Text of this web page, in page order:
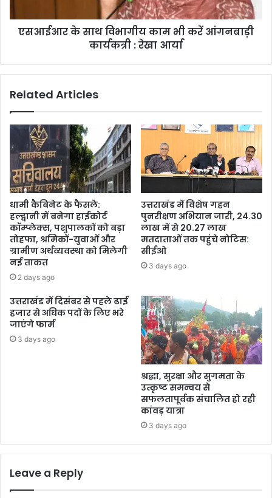
एसआईआर के साथ विभागीय काम भी करें आंगनबाड़ी
कार्यकत्री : रेखा आर्या
Related Articles
धामी कैबिनेट के फैसले:
हल्द्वानी में बनेगा हाईकोर्ट
कॉम्प्लेक्स, पशुपालकों को बड़ा
तोहफा, श्रमिकों-युवाओं और
ग्रामीण अर्थव्यवस्था को मिलेगी
नई ताकत
2 days ago
उत्तराखंड में विशेष गहन
पुनरीक्षण अभियान जारी, 24.30
लाख में से 20.27 लाख
मतदाताओं तक पहुंचे नोटिस:
सीईओ
3 days ago
उत्तराखंड में दिसंबर से पहले ढाई
हजार से अधिक पदों के लिए भरे
जाएंगे फार्म
3 days ago
श्रद्धा, सुरक्षा और सुगमता के
उत्कृष्ट समन्वय से
सफलतापूर्वक संचालित हो रही
कांवड़ यात्रा
3 days ago
Leave a Reply